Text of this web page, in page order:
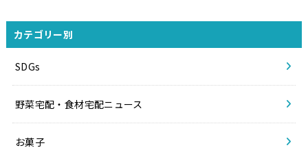
カテゴリー別
SDGs
野菜宅配・食材宅配ニュース
お菓子